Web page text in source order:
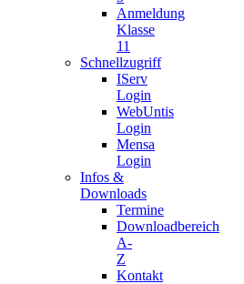
Anmeldung
Klasse
11
Schnellzugriff
IServ
Login
WebUntis
Login
Mensa
Login
Infos &
Downloads
Termine
Downloadbereich
A-
Z
Kontakt